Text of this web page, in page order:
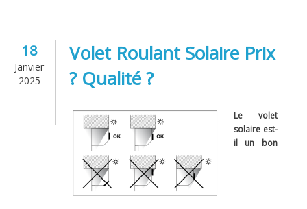
18
Janvier
2025
Volet Roulant Solaire Prix
? Qualité ?
Le volet
solaire est-
il un bon